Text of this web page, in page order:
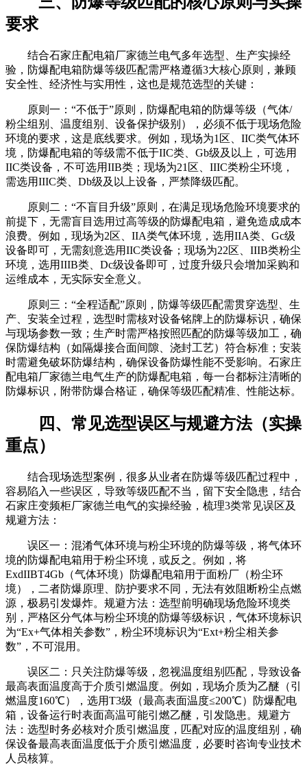
要求
结合石家庄配电箱厂家德兰电气多年选型、生产实操经
验，防爆配电箱防爆等级匹配需严格遵循3大核心原则，兼顾
安全性、经济性与实用性，这也是规范选型的关键：
原则一：“不低于”原则，防爆配电箱的防爆等级（气体/
粉尘组别、温度组别、设备保护级别），必须不低于现场危险
环境的要求，这是底线要求。例如，现场为1区、IIC类气体环
境，防爆配电箱的等级需不低于IIC类、Gb级及以上，可选用
IIC类设备，不可选用IIB类；现场为21区、IIIC类粉尘环境，
需选用IIIC类、Db级及以上设备，严禁降级匹配。
原则二：“不盲目升级”原则，在满足现场危险环境要求的
前提下，无需盲目选用过高等级的防爆配电箱，避免造成成本
浪费。例如，现场为2区、IIA类气体环境，选用IIA类、Gc级
设备即可，无需刻意选用IIC类设备；现场为22区、IIIB类粉尘
环境，选用IIIB类、Dc级设备即可，过度升级只会增加采购和
运维成本，无实际安全意义。
原则三：“全程适配”原则，防爆等级匹配需贯穿选型、生
产、安装全过程，选型时需核对设备铭牌上的防爆标识，确保
与现场参数一致；生产时需严格按照匹配的防爆等级加工，确
保防爆结构（如隔爆接合面间隙、浇封工艺）符合标准；安装
时需避免破坏防爆结构，确保设备防爆性能不受影响。石家庄
配电箱厂家德兰电气生产的防爆配电箱，每一台都标注清晰的
防爆标识，附带防爆合格证，确保等级匹配精准、性能达标。
四、常见选型误区与规避方法（实操
重点）
结合现场选型案例，很多从业者在防爆等级匹配过程中，
容易陷入一些误区，导致等级匹配不当，留下安全隐患，结合
石家庄变频柜厂家德兰电气的实操经验，梳理3类常见误区及
规避方法：
误区一：混淆气体环境与粉尘环境的防爆等级，将气体环
境的防爆配电箱用于粉尘环境，或反之。例如，将
ExdIIBT4Gb（气体环境）防爆配电箱用于面粉厂（粉尘环
境），二者防爆原理、防护要求不同，无法有效阻断粉尘点燃
源，极易引发爆炸。规避方法：选型前明确现场危险环境类
别，严格区分气体与粉尘环境的防爆等级标识，气体环境标识
为“Ex+气体相关参数”，粉尘环境标识为“Ext+粉尘相关参
数”，不可混用。
误区二：只关注防爆等级，忽视温度组别匹配，导致设备
最高表面温度高于介质引燃温度。例如，现场介质为乙醚（引
燃温度160℃），选用T3级（最高表面温度≤200℃）防爆配电
箱，设备运行时表面高温可能引燃乙醚，引发隐患。规避方
法：选型时务必核对介质引燃温度，匹配对应的温度组别，确
保设备最高表面温度低于介质引燃温度，必要时咨询专业技术
人员核算。